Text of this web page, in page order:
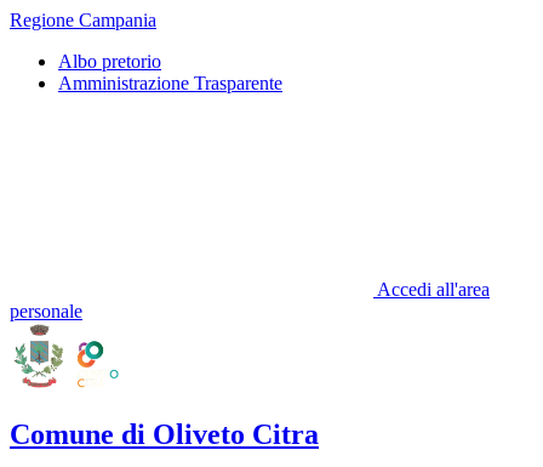
Regione Campania
Albo pretorio
Amministrazione Trasparente
Accedi all'area
personale
Comune di Oliveto Citra